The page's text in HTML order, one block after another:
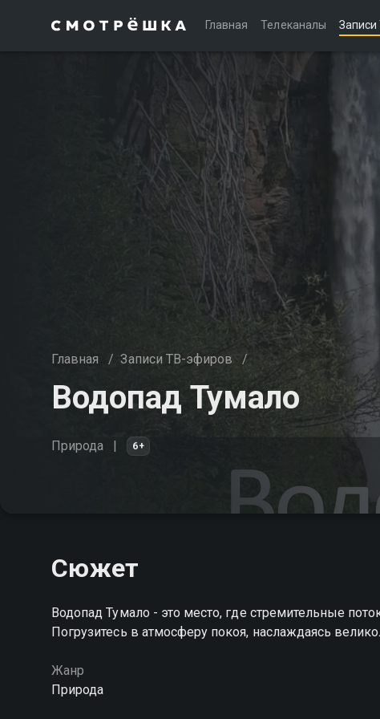
Главная Телеканалы
Главная / Записи ТВ-эфиров /
Водопад Тумало
Природа 6+
Сюжет
Водопад Тумало - это место, где стремительные
Погрузитесь в атмосферу покоя, наслаждаясь
Жанр
Природа